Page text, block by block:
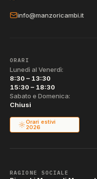
info@manzoricambi.it
ORARI
Lunedì al Venerdì:
8:30 – 13:30
15:30 – 18:30
Sabato e Domenica:
Chiusi
Orari estivi
2026
RAGIONE SOCIALE